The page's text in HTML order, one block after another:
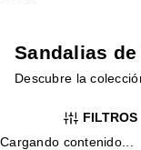
Sandalias de
Descubre la
la máxima
calurosos, nuestras
FILTROS
Cargando contenido...